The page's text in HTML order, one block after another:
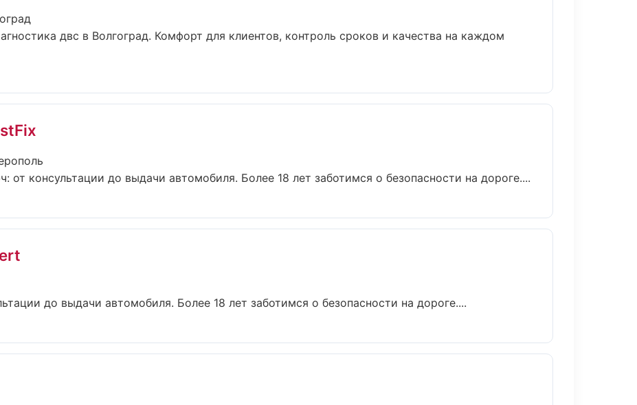
двс в Волгоград. Комфорт для клиентов, контроль сроков и качества на каждом
от консультации до выдачи автомобиля. Более 18 лет заботимся о безопасности на дороге....
до выдачи автомобиля. Более 18 лет заботимся о безопасности на дороге....